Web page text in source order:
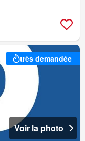
très demandée
Voir la photo